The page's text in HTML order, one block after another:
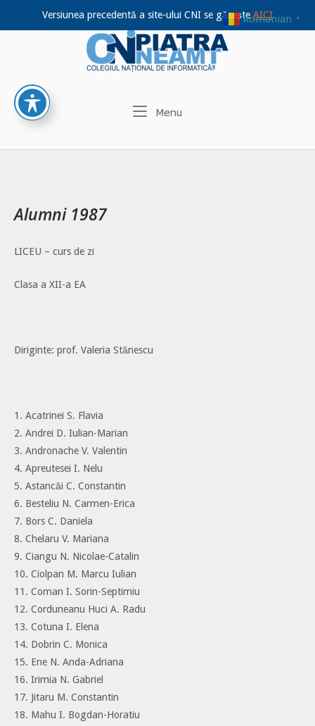
Versiunea precedentă a site-ului CNI se găseșteAICI
Home
Menu
Alumni 1987
LICEU – curs de zi
Clasa a XII-a EA
Diriginte: prof. Valeria Stănescu
1. Acatrinei S. Flavia
2. Andrei D. Iulian-Marian
3. Andronache V. Valentin
4. Apreutesei I. Nelu
5. Astancăi C. Constantin
6. Besteliu N. Carmen-Erica
7. Bors C. Daniela
8. Chelaru V. Mariana
9. Ciangu N. Nicolae-Catalin
10. Ciolpan M. Marcu Iulian
11. Coman I. Sorin-Septimiu
12. Corduneanu Huci A. Radu
13. Cotuna I. Elena
14. Dobrin C. Monica
15. Ene N. Anda-Adriana
16. Irimia N. Gabriel
17. Jitaru M. Constantin
18. Mahu I. Bogdan-Horatiu
Romanian ▼